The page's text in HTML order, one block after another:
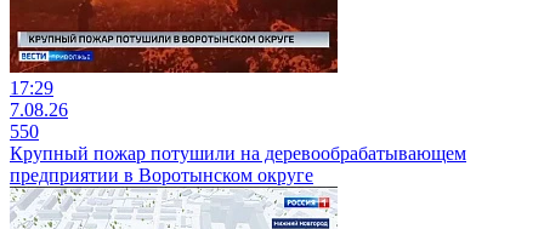
17:29
7.08.26
550
Крупный пожар потушили на деревообрабатывающем
предприятии в Воротынском округе